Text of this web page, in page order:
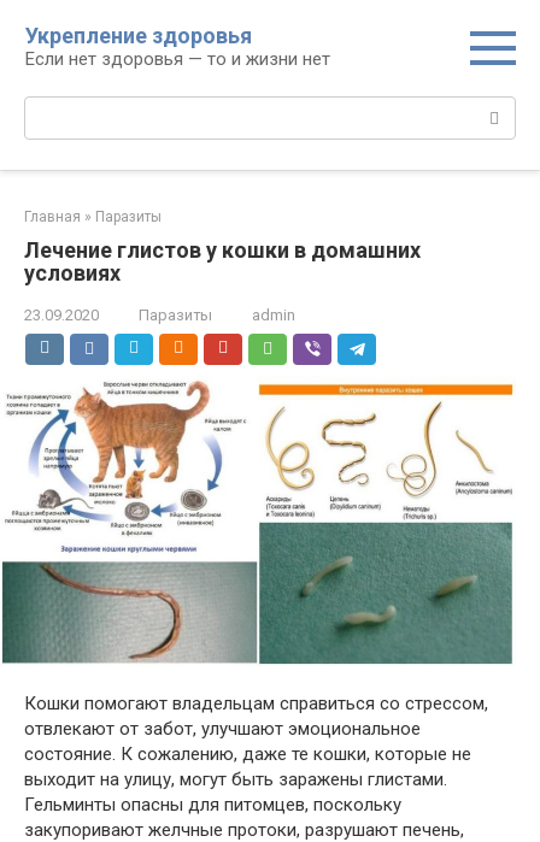
контенту
Укрепление здоровья
Если нет здоровья — то и жизни нет
Поиск:
Главная » Паразиты
Лечение глистов у кошки в домашних
условиях
23.09.2020 Паразиты admin
Кошки помогают владельцам справиться со стрессом,
отвлекают от забот, улучшают эмоциональное
состояние. К сожалению, даже те кошки, которые не
выходит на улицу, могут быть заражены глистами.
Гельминты опасны для питомцев, поскольку
закупоривают желчные протоки, разрушают печень,